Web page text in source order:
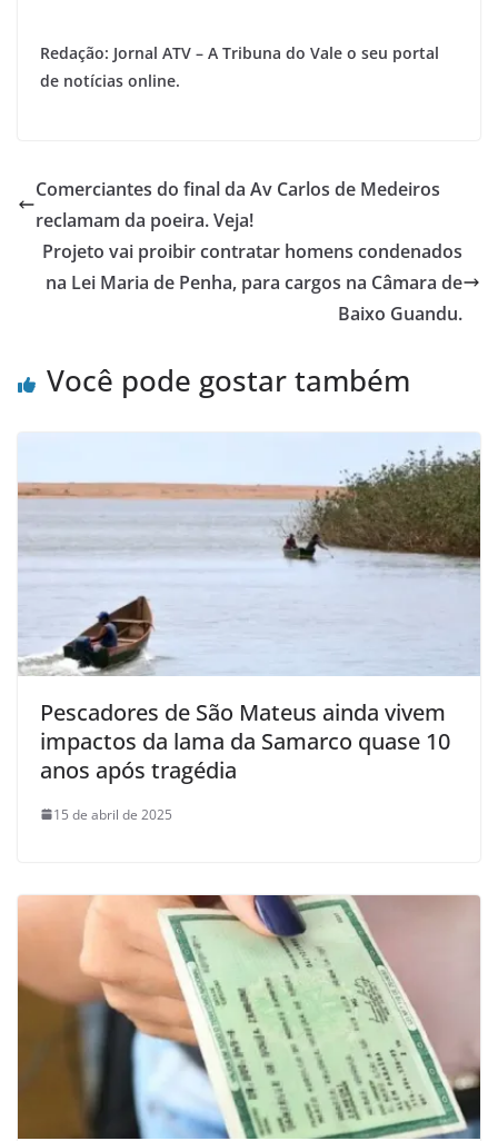
Redação: Jornal ATV – A Tribuna do Vale o seu portal
de notícias online.
Comerciantes do final da Av Carlos de Medeiros
reclamam da poeira. Veja!
Projeto vai proibir contratar homens condenados
na Lei Maria de Penha, para cargos na Câmara de
Baixo Guandu.
Você pode gostar também
Pescadores de São Mateus ainda vivem
impactos da lama da Samarco quase 10
anos após tragédia
15 de abril de 2025